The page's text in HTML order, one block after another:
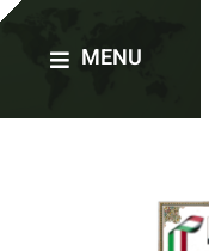
MENU